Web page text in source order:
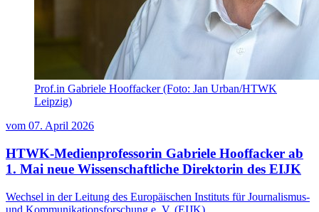
Prof.in Gabriele Hooffacker (Foto: Jan Urban/HTWK
Leipzig)
vom 07. April 2026
HTWK-Medienprofessorin Gabriele Hooffacker ab
1. Mai neue Wissenschaftliche Direktorin des EIJK
Wechsel in der Leitung des Europäischen Instituts für Journalismus-
und Kommunikationsforschung e. V. (EIJK)